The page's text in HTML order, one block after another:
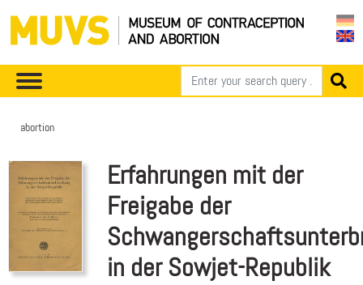
abortion
Erfahrungen mit der
Freigabe der
in der Sowjet-Republik